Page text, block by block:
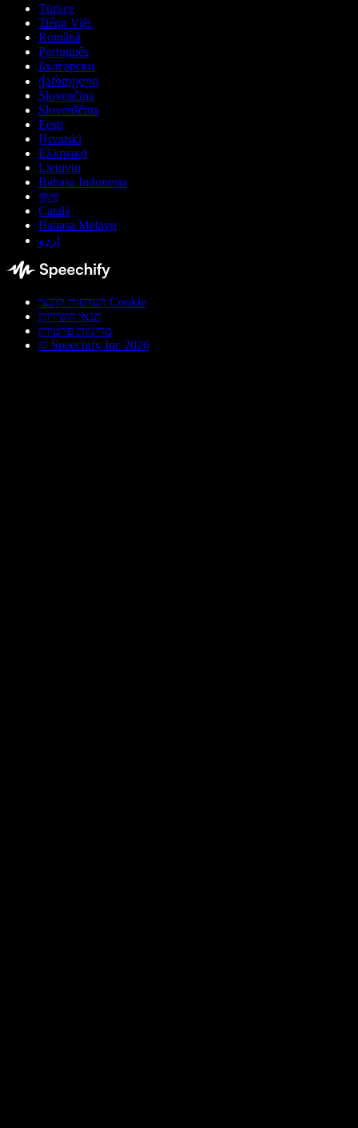
Türkçe
Tiếng Việt
Română
Português
Български
ქართული
Slovenčina
Slovenščina
Eesti
Hrvatski
Ελληνικά
Lietuvių
Bahasa Indonesia
বাংলা
Català
Bahasa Melayu
اردو
העדפות קובצי Cookie
תנאי השירות
מדיניות פרטיות
© Speechify Inc 2026